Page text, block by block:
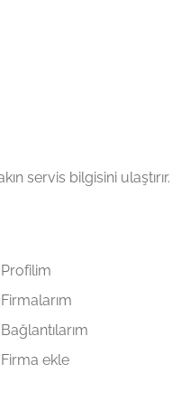
servis bilgisini ulaştırır.
Profilim
Firmalarım
Bağlantılarım
Firma ekle